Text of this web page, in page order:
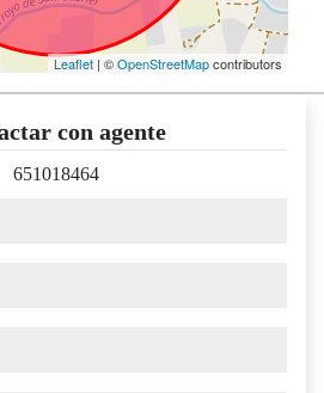
Leaflet | ©OpenStreetMapcontributors
con agente
651018464